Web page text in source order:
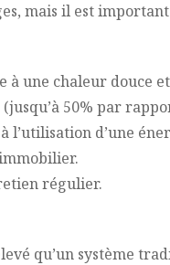
mais il est
une chaleur douce
50% par
l’utilisation d’une
régulier.
qu’un système